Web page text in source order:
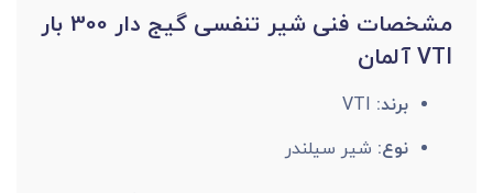
مشخصات فنی شیر تنفسی گیج دار 300 بار
VTI آلمان
برند:
نوع: شیر سیلندر